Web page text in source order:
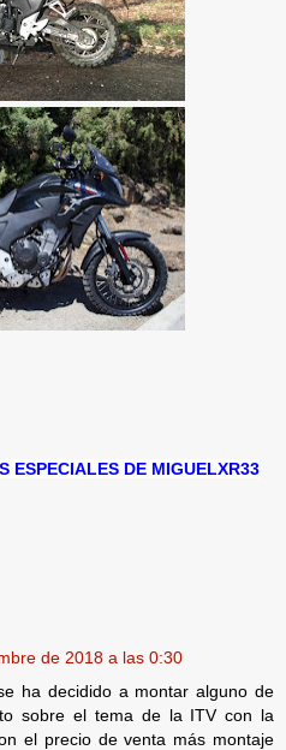
ESPECIALES DE MIGUELXR33
de 2018 a las 0:30
ha decidido a montar alguno de
sobre el tema de la ITV con la
el precio de venta más montaje